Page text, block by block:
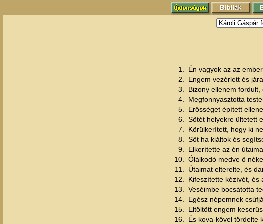
1.
Én vagyok az az
2.
Engem vezérlett és
3.
Bizony ellenem
4.
Megfonnyasztotta
5.
Erősséget épített
6.
Sötét helyekre ültetett
7.
Körülkerített, hogy ki
8.
Sőt ha kiáltok és
9.
Elkerítette az én
10.
Ólálkodó medve ő
11.
Útaimat elterelte, és
12.
Kifeszítette kézívét, és
13.
Veséimbe bocsátotta
14.
Egész népemnek
15.
Eltöltött engem
16.
És kova-kővel tördelte